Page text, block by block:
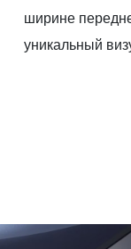
ширине
уникальный